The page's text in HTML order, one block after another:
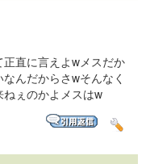
直に言えよwメスだか
んだからさwそんなく
ぇのかよメスはw